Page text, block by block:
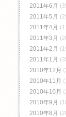
2011年6月
2011年5月
2011年4月
2011年3月
2011年2月
2011年1月
2010年12月
2010年11月
2010年10月
2010年9月
2010年8月